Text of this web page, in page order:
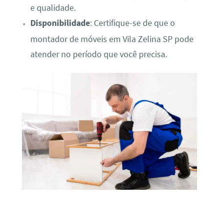
e qualidade.
Disponibilidade: Certifique-se de que o
montador de móveis em Vila Zelina SP pode
atender no período que você precisa.